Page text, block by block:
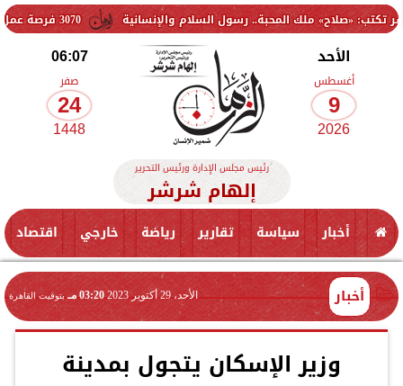
3070 فرصة عمل جديدة بالقطاع الخاص.. وظائف برواتب تصل إلى 9500 جنيه ملك المحبة.. رسول السلام والإنسانية
الأحد
أغسطس
9
2026
06:07
صفر
24
1448
رئيس مجلس الإدارة ورئيس التحرير
إلهام شرشر
أخبار سياسة تقارير رياضة خارجي اقتصاد
أخبار الأحد، 29 أكتوبر 2023 03:20 مـ بتوقيت القاهرة
وزير الإسكان يتجول بمدينة